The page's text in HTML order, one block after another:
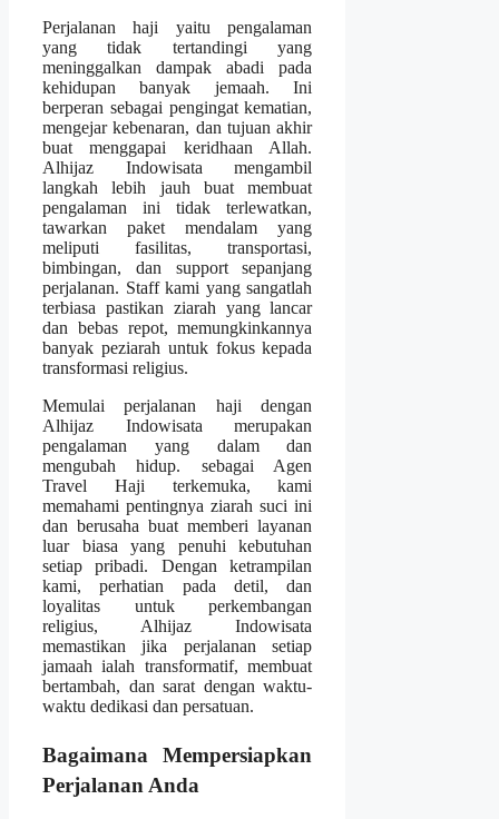
Perjalanan haji yaitu pengalaman
yang tidak tertandingi yang
meninggalkan dampak abadi pada
kehidupan banyak jemaah. Ini
berperan sebagai pengingat kematian,
mengejar kebenaran, dan tujuan akhir
buat menggapai keridhaan Allah.
Alhijaz Indowisata mengambil
langkah lebih jauh buat membuat
pengalaman ini tidak terlewatkan,
tawarkan paket mendalam yang
meliputi fasilitas, transportasi,
bimbingan, dan support sepanjang
perjalanan. Staff kami yang sangatlah
terbiasa pastikan ziarah yang lancar
dan bebas repot, memungkinkannya
banyak peziarah untuk fokus kepada
transformasi religius.
Memulai perjalanan haji dengan
Alhijaz Indowisata merupakan
pengalaman yang dalam dan
mengubah hidup. sebagai Agen
Travel Haji terkemuka, kami
memahami pentingnya ziarah suci ini
dan berusaha buat memberi layanan
luar biasa yang penuhi kebutuhan
setiap pribadi. Dengan ketrampilan
kami, perhatian pada detil, dan
loyalitas untuk perkembangan
religius, Alhijaz Indowisata
memastikan jika perjalanan setiap
jamaah ialah transformatif, membuat
bertambah, dan sarat dengan waktu-
waktu dedikasi dan persatuan.
Bagaimana Mempersiapkan
Perjalanan Anda